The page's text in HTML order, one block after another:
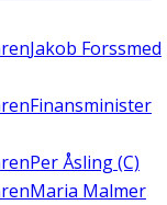
Jakob Forssmed
Finansminister
Per Åsling (C)
Maria Malmer